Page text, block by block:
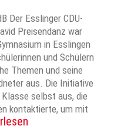
Der Esslinger CDU-
Preisendanz war
in Esslingen
und Schülern
Themen und seine
aus. Die Initiative
selbst aus, die
kontaktierte, um mit